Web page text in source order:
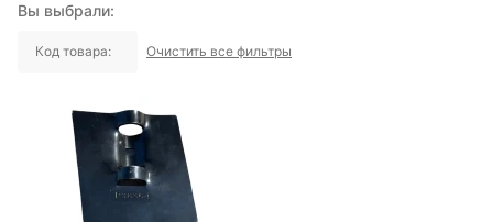
Вы выбрали:
Код товара: Очистить все фильтры